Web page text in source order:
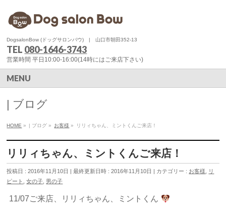
DogsalonBow (ドッグサロンバウ) | 山口市朝田352-13
TEL 080-1646-3743
営業時間 平日10:00-16:00(14時にはご来店下さい)
MENU
| ブログ
HOME » | ブログ » お客様 » リリィちゃん、ミントくんご来店！
リリィちゃん、ミントくんご来店！
投稿日 : 2016年11月10日 最終更新日時 : 2016年11月10日 カテゴリー : お客様
リ
ピート
,女の子 男の子
11/07ご来店、リリィちゃん、ミントくん